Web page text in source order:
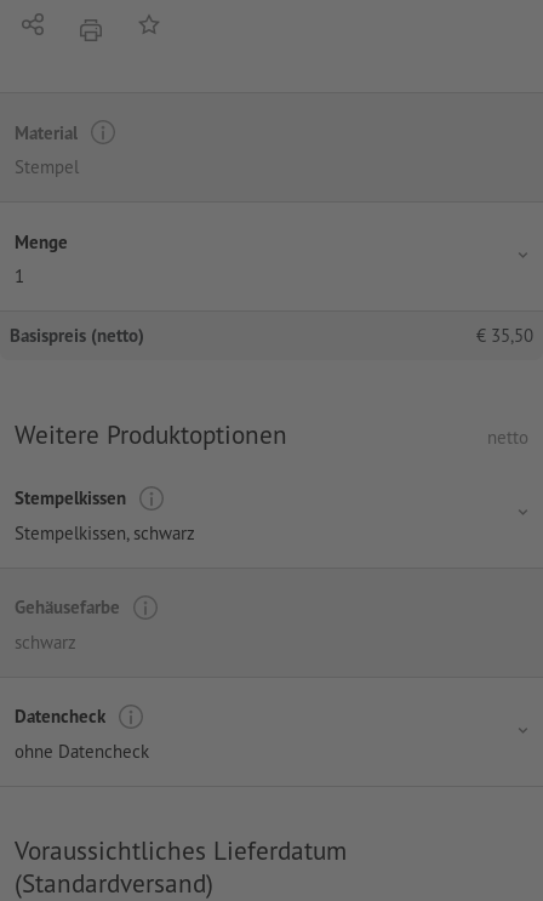
Teilen DruckenAuf die Merkliste
Material
Stempel
Menge
1
Basispreis (netto) € 35,50
Weitere Produktoptionen netto
Stempelkissen
Stempelkissen, schwarz
Gehäusefarbe
schwarz
Datencheck
ohne Datencheck
Voraussichtliches Lieferdatum
(Standardversand)